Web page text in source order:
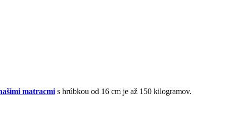
matracmi s hrúbkou od 16 cm je až 150 kilogramov.